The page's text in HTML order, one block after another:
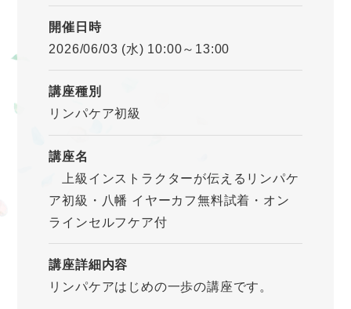
開催日時
2026/06/03 (水) 10:00～13:00
講座種別
リンパケア初級
講座名
上級インストラクターが伝えるリンパケ
ア初級・八幡 イヤーカフ無料試着・オン
ラインセルフケア付
講座詳細内容
リンパケアはじめの一歩の講座です。